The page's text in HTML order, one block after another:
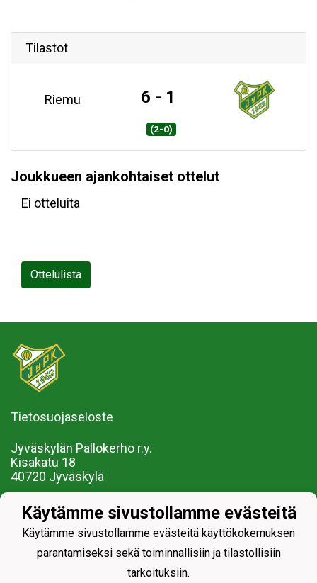
Tilastot
Riemu 6 - 1
(2-0)
Joukkueen ajankohtaiset ottelut
Ei otteluita
Ottelulista
Tietosuojaseloste
Jyväskylän Pallokerho r.y.
Kisakatu 18
40720 Jyväskylä
Myynti ja markkinointi Taru Ekman 040-534 1789
Käytämme sivustollamme evästeitä
Käytämme sivustollamme evästeitä käyttökokemuksen
parantamiseksi sekä toiminnallisiin ja tilastollisiin
tarkoituksiin.